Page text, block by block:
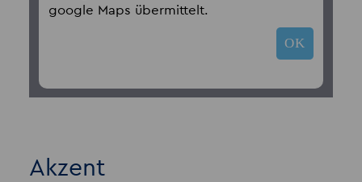
google Maps übermittelt.
OK
Akzent